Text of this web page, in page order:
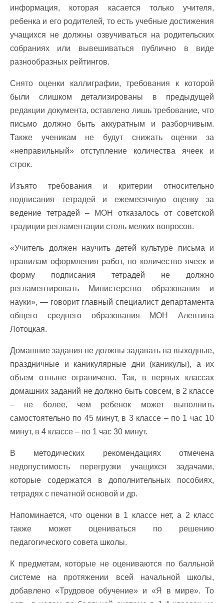
информация, которая касается только учителя,
ребенка и его родителей, то есть учебные достижения
учащихся не должны озвучиваться на родительских
собраниях или вывешиваться публично в виде
разнообразных рейтингов.
Снято оценки каллиграфии, требования к которой
были слишком детализированы в предыдущей
редакции документа, оставлено лишь требование, что
письмо должно быть аккуратным и разборчивым.
Также ученикам не будут снижать оценки за
«неправильный» отступление количества ячеек и
строк.
Изъято требования и критерии относительно
подписания тетрадей и ежемесячную оценку за
ведение тетрадей – МОН отказалось от советской
традиции регламентации столь мелких вопросов.
«Учитель должен научить детей культуре письма и
правилам оформления работ, но количество ячеек и
форму подписания тетрадей не должно
регламентировать Министерство образования и
науки», — говорит главный специалист департамента
общего среднего образования МОН Алевтина
Лотоцкая.
Домашние задания не должны задавать на выходные,
праздничные и каникулярные дни (каникулы), а их
объем отныне ограничено. Так, в первых классах
домашних заданий не должно быть совсем, в 2 классе
– не более, чем ребенок может выполнить
самостоятельно по 45 минут, в 3 классе – по 1 час 10
минут, в 4 классе – по 1 час 30 минут.
В методических рекомендациях отмечена
недопустимость перегрузки учащихся задачами,
которые содержатся в дополнительных пособиях,
тетрадях с печатной основой и др.
Напоминается, что оценки в 1 классе нет, а 2 класс
также может оцениваться по решению
педагогического совета школы.
К предметам, которые не оцениваются по балльной
системе на протяжении всей начальной школы,
добавлено «Трудовое обучение» и «Я в мире». То